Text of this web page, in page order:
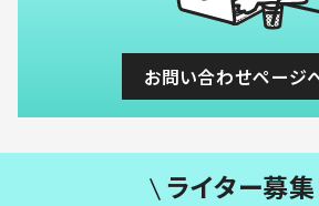
お問い合わせページ
ライター募集